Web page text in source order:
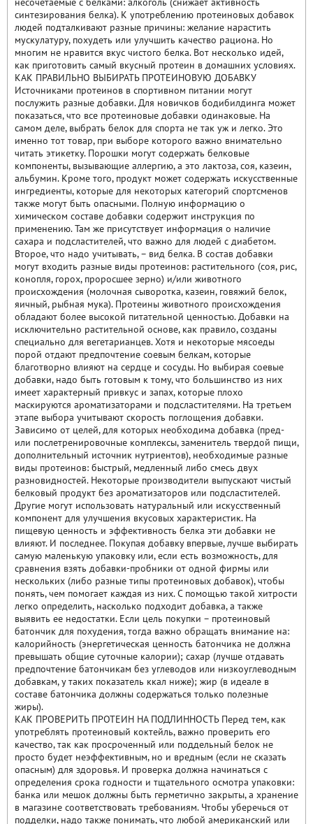
синтезирования белка). К употреблению протеиновых добавок
людей подталкивают разные причины: желание нарастить
мускулатуру, похудеть или улучшить качество рациона. Но
многим не нравится вкус чистого белка. Вот несколько идей,
как приготовить самый вкусный протеин в домашних условиях.
КАК ПРАВИЛЬНО ВЫБИРАТЬ ПРОТЕИНОВУЮ ДОБАВКУ
Источниками протеинов в спортивном питании могут
послужить разные добавки. Для новичков бодибилдинга может
показаться, что все протеиновые добавки одинаковые. На
самом деле, выбрать белок для спорта не так уж и легко. Это
именно тот товар, при выборе которого важно внимательно
читать этикетку. Порошки могут содержать белковые
компоненты, вызывающие аллергию, а это лактоза, соя, казеин,
альбумин. Кроме того, продукт может содержать искусственные
ингредиенты, которые для некоторых категорий спортсменов
также могут быть опасными. Полную информацию о
химическом составе добавки содержит инструкция по
применению. Там же присутствует информация о наличие
сахара и подсластителей, что важно для людей с диабетом.
Второе, что надо учитывать, – вид белка. В состав добавки
могут входить разные виды протеинов: растительного (соя, рис,
конопля, горох, проросшее зерно) и/или животного
происхождения (молочная сыворотка, казеин, говяжий белок,
яичный, рыбная мука). Протеины животного происхождения
обладают более высокой питательной ценностью. Добавки на
исключительно растительной основе, как правило, созданы
специально для вегетарианцев. Хотя и некоторые мясоеды
порой отдают предпочтение соевым белкам, которые
благотворно влияют на сердце и сосуды. Но выбирая соевые
добавки, надо быть готовым к тому, что большинство из них
имеет характерный привкус и запах, которые плохо
маскируются ароматизаторами и подсластителями. На третьем
этапе выбора учитывают скорость поглощения добавки.
Зависимо от целей, для которых необходима добавка (пред-
или послетренировочные комплексы, заменитель твердой пищи,
дополнительный источник нутриентов), необходимые разные
виды протеинов: быстрый, медленный либо смесь двух
разновидностей. Некоторые производители выпускают чистый
белковый продукт без ароматизаторов или подсластителей.
Другие могут использовать натуральный или искусственный
компонент для улучшения вкусовых характеристик. На
пищевую ценность и эффективность белка эти добавки не
влияют. И последнее. Покупая добавку впервые, лучше выбирать
самую маленькую упаковку или, если есть возможность, для
сравнения взять добавки-пробники от одной фирмы или
нескольких (либо разные типы протеиновых добавок), чтобы
понять, чем помогает каждая из них. С помощью такой хитрости
легко определить, насколько подходит добавка, а также
выявить ее недостатки. Если цель покупки – протеиновый
батончик для похудения, тогда важно обращать внимание на:
калорийность (энергетическая ценность батончика не должна
превышать общие суточные калории); сахар (лучше отдавать
предпочтение батончикам без углеводов или низкоуглеводным
добавкам, у таких показатель ккал ниже); жир (в идеале в
составе батончика должны содержаться только полезные
жиры).
КАК ПРОВЕРИТЬ ПРОТЕИН НА ПОДЛИННОСТЬ Перед тем, как
употреблять протеиновый коктейль, важно проверить его
качество, так как просроченный или поддельный белок не
просто будет неэффективным, но и вредным (если не сказать
опасным) для здоровья. И проверка должна начинаться с
определения срока годности и тщательного осмотра упаковки:
банка или мешок должны быть герметично закрыты, а хранение
в магазине соответствовать требованиям. Чтобы уберечься от
подделки, надо также понимать, что любой американский или